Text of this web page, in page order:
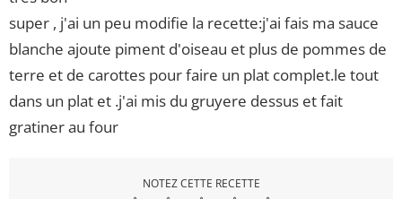
super , j'ai un peu modifie la recette:j'ai fais ma sauce
blanche ajoute piment d'oiseau et plus de pommes de
terre et de carottes pour faire un plat complet.le tout
dans un plat et .j'ai mis du gruyere dessus et fait
gratiner au four
NOTEZ CETTE RECETTE